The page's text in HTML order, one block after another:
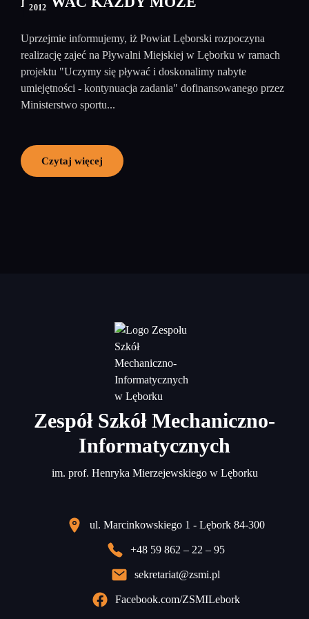
2012
Uprzejmie informujemy, iż Powiat Lęborski rozpoczyna
realizację zajeć na Pływalni Miejskiej w Lęborku w ramach
projektu "Uczymy się pływać i doskonalimy nabyte
umiejętności - kontynuacja zadania" dofinansowanego przez
Ministerstwo sportu...
Czytaj więcej
Zespół Szkół Mechaniczno-
Informatycznych
im. prof. Henryka Mierzejewskiego w Lęborku
ul. Marcinkowskiego 1 - Lębork 84-300
+48 59 862 – 22 – 95
sekretariat@zsmi.pl
Facebook.com/ZSMILebork